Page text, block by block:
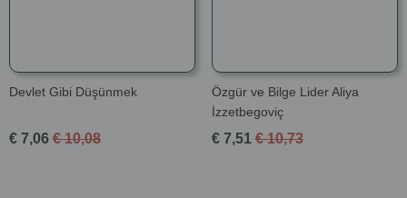
Devlet Gibi Düşünmek
€ 7,06 € 10,08
Özgür ve Bilge Lider Aliya
İzzetbegoviç
€ 7,51 € 10,73